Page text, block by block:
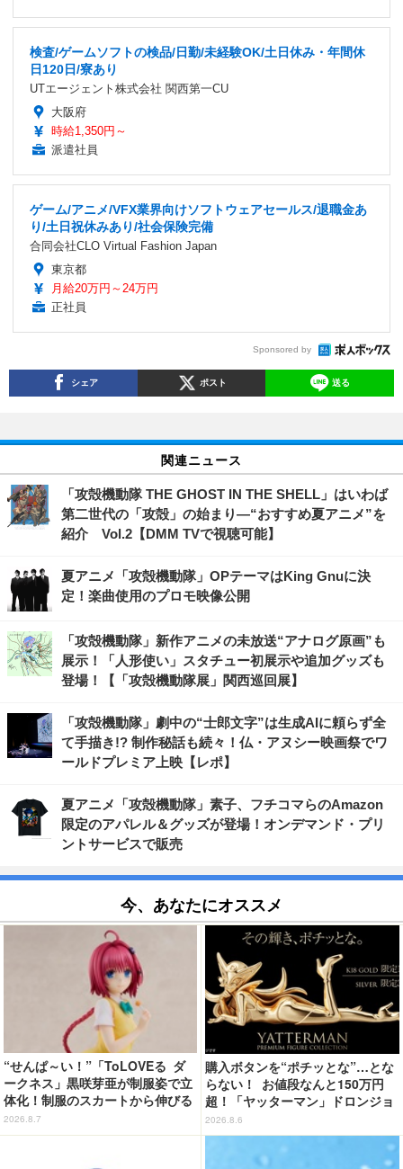
検査/ゲームソフトの検品/日勤/未経験OK/土日休み・年間休
日120日/寮あり
UTエージェント株式会社 関西第一CU
大阪府
時給1,350円～
派遣社員
ゲーム/アニメ/VFX業界向けソフトウェアセールス/退職金あ
り/土日祝休みあり/社会保険完備
合同会社CLO Virtual Fashion Japan
東京都
月給20万円～24万円
正社員
Sponsored by
シェア ポスト 送る
関連ニュース
「攻殻機動隊 THE GHOST IN THE SHELL」はいわば
第二世代の「攻殻」の始まり―“おすすめ夏アニメ”を
紹介 Vol.2【DMM TVで視聴可能】
夏アニメ「攻殻機動隊」OPテーマはKing Gnuに決
定！楽曲使用のプロモ映像公開
「攻殻機動隊」新作アニメの未放送“アナログ原画”も
展示！「人形使い」スタチュー初展示や追加グッズも
登場！【「攻殻機動隊展」関西巡回展】
「攻殻機動隊」劇中の“士郎文字”は生成AIに頼らず全
て手描き!? 制作秘話も続々！仏・アヌシー映画祭でワ
ールドプレミア上映【レポ】
夏アニメ「攻殻機動隊」素子、フチコマらのAmazon
限定のアパレル＆グッズが登場！オンデマンド・プリ
ントサービスで販売
今、あなたにオススメ
“せんぱ～い！”「ToLOVEる ダ
ークネス」黒咲芽亜が制服姿で立
体化！制服のスカートから伸びる
下半身のプロポーションの再現が
アツい！
2026.8.7
購入ボタンを“ポチッとな”…とな
らない！ お値段なんと150万円
超！「ヤッターマン」ドロンジョ
様が黄金の輝きをまといミニフィ
ギュア化 ヤッターワン&おだてブ
2026.8.6